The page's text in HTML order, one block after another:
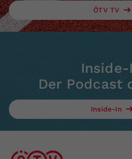
ÖTV TV
Inside-
Der Podcast
Inside-In